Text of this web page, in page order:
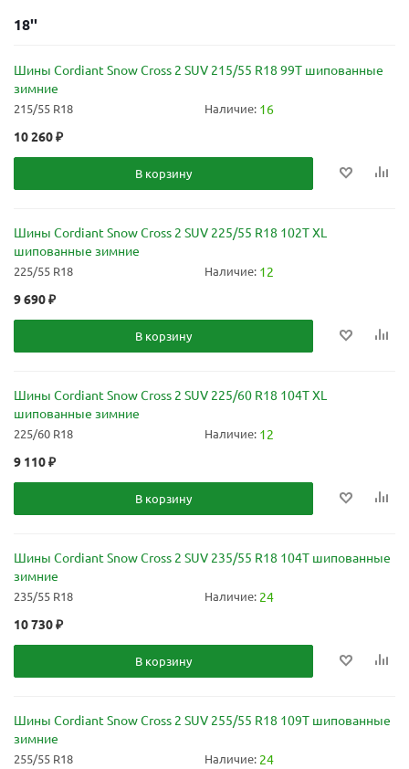
18''
Шины Cordiant Snow Cross 2 SUV 215/55 R18 99T шипованные
зимние
215/55 R18 Наличие: 16
10 260₽
В корзину
Шины Cordiant Snow Cross 2 SUV 225/55 R18 102T XL
шипованные зимние
225/55 R18 Наличие: 12
9 690₽
В корзину
Шины Cordiant Snow Cross 2 SUV 225/60 R18 104T XL
шипованные зимние
225/60 R18 Наличие: 12
9 110₽
В корзину
Шины Cordiant Snow Cross 2 SUV 235/55 R18 104T шипованные
зимние
235/55 R18 Наличие: 24
10 730₽
В корзину
Шины Cordiant Snow Cross 2 SUV 255/55 R18 109T шипованные
зимние
255/55 R18 Наличие: 24